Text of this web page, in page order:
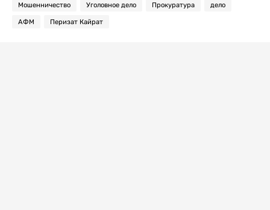
Мошенничество Уголовное дело Прокуратура дело
АФМ Перизат Кайрат